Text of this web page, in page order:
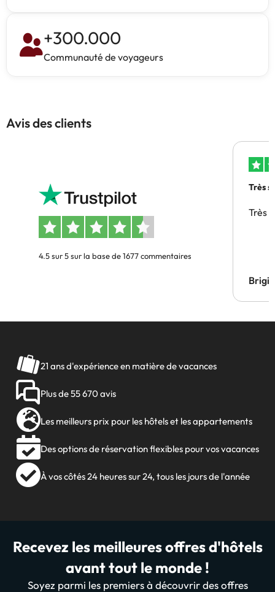
+300.000
Communauté de voyageurs
Avis des clients
4.5 sur 5 sur la base de 1677 commentaires
Très
Très
21 ans d'expérience en matière de vacances
Plus de 55 670 avis
Les meilleurs prix pour les hôtels et les appartements
Des options de réservation flexibles pour vos vacances
À vos côtés 24 heures sur 24, tous les jours de l'année
Recevez les meilleures offres d'hôtels
avant tout le monde !
Soyez parmi les premiers à découvrir des offres